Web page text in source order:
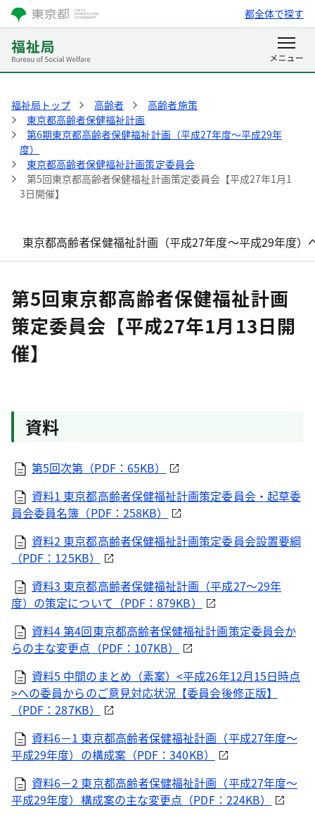
都全体で探す
福祉局トップ 高齢者
高齢者施策
東京都高齢者保健福祉計画
第6期東京都高齢者保健福祉計画（平成27年度～平成29年
度）
東京都高齢者保健福祉計画策定委員会
第5回東京都高齢者保健福祉計画策定委員会【平成27年1月1
3日開催】
東京都高齢者保健福祉計画（平成27年度～平成29年度）
第5回東京都高齢者保健福祉計画
策定委員会【平成27年1月13日開
催】
資料
第5回次第（PDF：65KB）
資料1 東京都高齢者保健福祉計画策定委員会・起草委
員会委員名簿（PDF：258KB）
資料2 東京都高齢者保健福祉計画策定委員会設置要綱
（PDF：125KB）
資料3 東京都高齢者保健福祉計画（平成27～29年
度）の策定について（PDF：879KB）
資料4 第4回東京都高齢者保健福祉計画策定委員会か
らの主な変更点（PDF：107KB）
資料5 中間のまとめ（素案）<平成26年12月15日時点
>への委員からのご意見対応状況【委員会後修正版】
（PDF：287KB）
資料6－1 東京都高齢者保健福祉計画（平成27年度～
平成29年度）の構成案（PDF：340KB）
資料6－2 東京都高齢者保健福祉計画（平成27年度～
平成29年度）構成案の主な変更点（PDF：224KB）